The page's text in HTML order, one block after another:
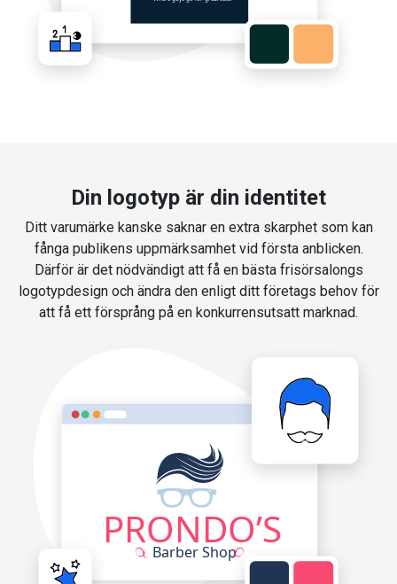
Din logotyp är din identitet
Ditt varumärke kanske saknar en extra skarphet som kan
fånga publikens uppmärksamhet vid första anblicken.
Därför är det nödvändigt att få en bästa frisörsalongs
logotypdesign och ändra den enligt ditt företags behov för
att få ett försprång på en konkurrensutsatt marknad.